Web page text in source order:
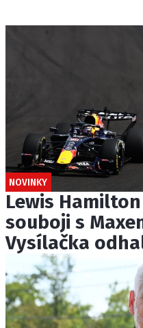
NOVINKY
Lewis
souboji s
Vysílačka